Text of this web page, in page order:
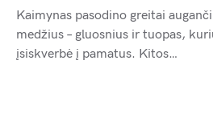
Kaimynas pasodino greitai
medžius – gluosnius ir tuopas,
įsiskverbė į pamatus. Kitos…